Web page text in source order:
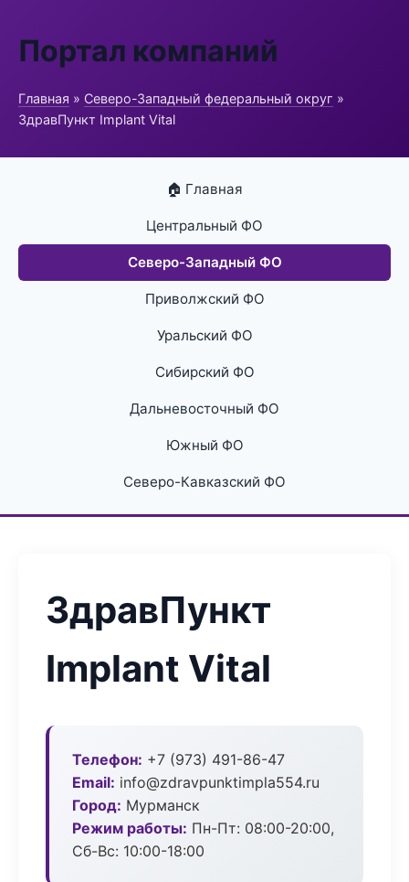
Портал компаний
Главная » Северо-Западный федеральный округ »
ЗдравПункт Implant Vital
🏠 Главная
Центральный ФО
Северо-Западный ФО
Приволжский ФО
Уральский ФО
Сибирский ФО
Дальневосточный ФО
Южный ФО
Северо-Кавказский ФО
ЗдравПункт
Implant Vital
Телефон: +7 (973) 491-86-47
Email: info@zdravpunktimpla554.ru
Город: Мурманск
Режим работы: Пн-Пт: 08:00-20:00,
Сб-Вс: 10:00-18:00